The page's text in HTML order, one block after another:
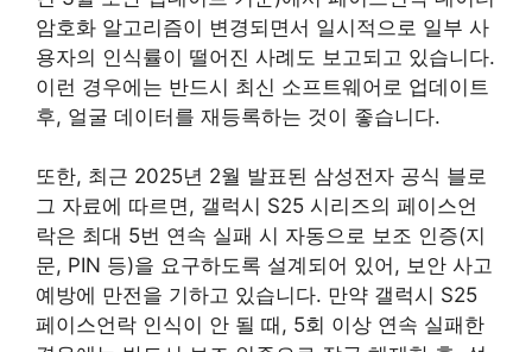
암호화 알고리즘이 변경되면서 일시적으로 일부 사
용자의 인식률이 떨어진 사례도 보고되고 있습니다.
이런 경우에는 반드시 최신 소프트웨어로 업데이트
후, 얼굴 데이터를 재등록하는 것이 좋습니다.
또한, 최근 2025년 2월 발표된 삼성전자 공식 블로
그 자료에 따르면, 갤럭시 S25 시리즈의 페이스언
락은 최대 5번 연속 실패 시 자동으로 보조 인증(지
문, PIN 등)을 요구하도록 설계되어 있어, 보안 사고
예방에 만전을 기하고 있습니다. 만약 갤럭시 S25
페이스언락 인식이 안 될 때, 5회 이상 연속 실패한